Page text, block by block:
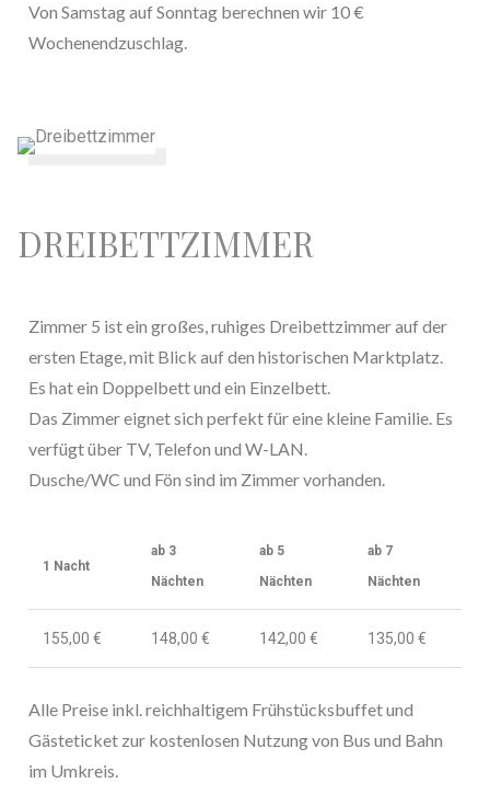
Von Samstag auf Sonntag berechnen wir 10 €
Wochenendzuschlag.
DREIBETTZIMMER
Zimmer 5 ist ein großes, ruhiges Dreibettzimmer auf der
ersten Etage, mit Blick auf den historischen Marktplatz.
Es hat ein Doppelbett und ein Einzelbett.
Das Zimmer eignet sich perfekt für eine kleine Familie. Es
verfügt über TV, Telefon und W-LAN.
Dusche/WC und Fön sind im Zimmer vorhanden.
1 Nacht
ab 3
Nächten
ab 5
Nächten
ab 7
Nächten
155,00 € 148,00 € 142,00 € 135,00 €
Alle Preise inkl. reichhaltigem Frühstücksbuffet und
Gästeticket zur kostenlosen Nutzung von Bus und Bahn
im Umkreis.